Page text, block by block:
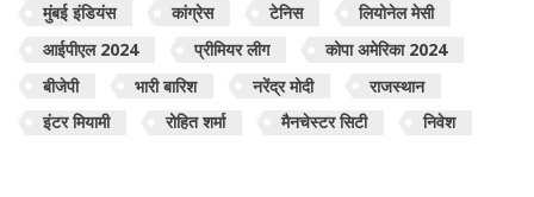
मुंबई इंडियंस
कांग्रेस टेनिस
लियोनेल मेसी
आईपीएल 2024
प्रीमियर लीग
कोपा अमेरिका 2024
बीजेपी
भारी बारिश नरेंद्र मोदी
राजस्थान
इंटर मियामी
रोहित शर्मा मैनचेस्टर सिटी निवेश